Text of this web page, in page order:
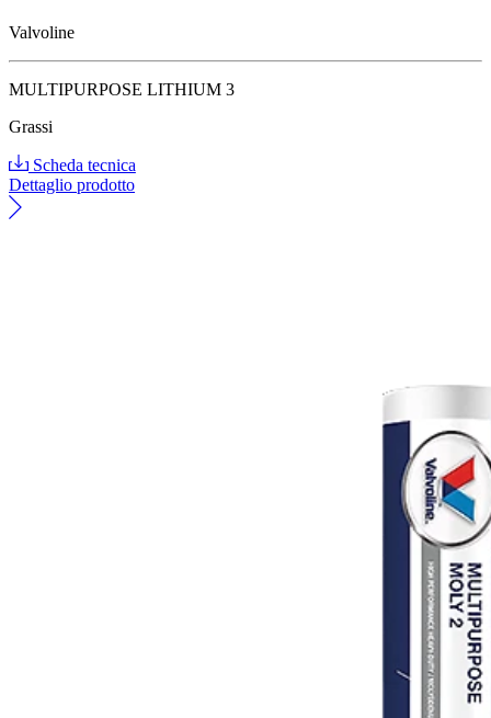
Valvoline
MULTIPURPOSE LITHIUM 3
Grassi
Scheda tecnica
Dettaglio prodotto